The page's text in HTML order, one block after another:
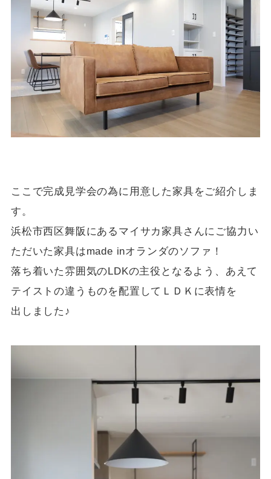
ここで完成見学会の為に用意した家具をご紹介しま
す。
浜松市西区舞阪にあるマイサカ家具さんにご協力い
ただいた家具はmade inオランダのソファ！
落ち着いた雰囲気のLDKの主役となるよう、あえて
テイストの違うものを配置してＬＤＫに表情を
出しました♪